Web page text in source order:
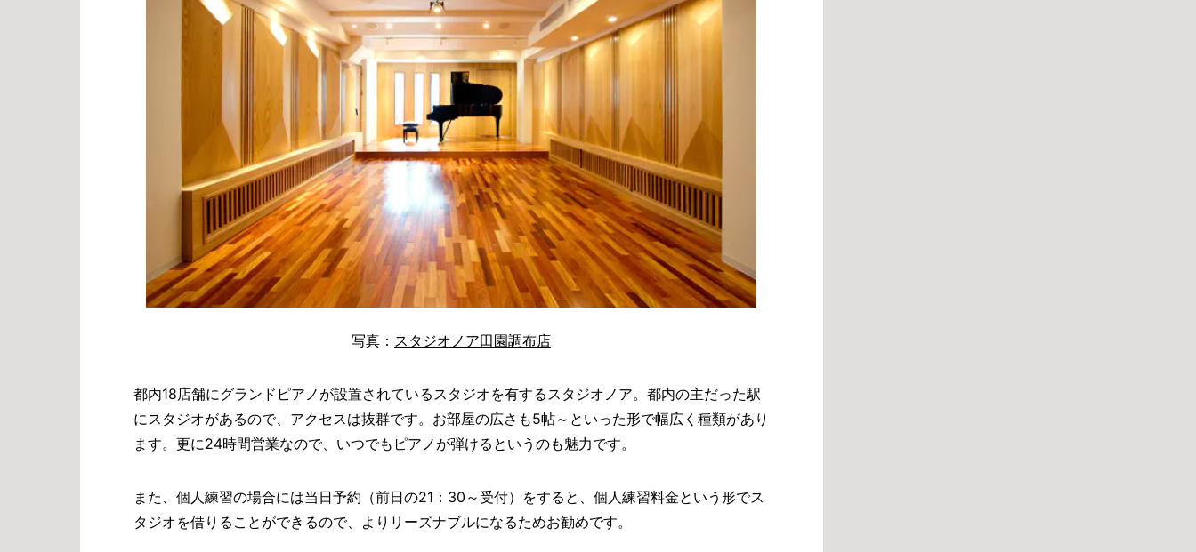
写真： スタジオノア田園調布店
都内18店舗にグランドピアノが設置されているスタジオを有するスタジオノア。都内の主だった駅
にスタジオがあるので、アクセスは抜群です。お部屋の広さも5帖～といった形で幅広く種類があり
ます。更に24時間営業なので、いつでもピアノが弾けるというのも魅力です。
また、個人練習の場合には当日予約（前日の21：30～受付）をすると、個人練習料金という形でス
タジオを借りることができるので、よりリーズナブルになるためお勧めです。